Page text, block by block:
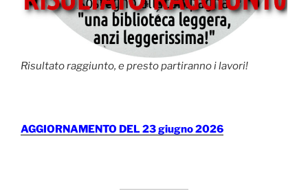
Risultato raggiunto, e presto partiranno i lavori!
AGGIORNAMENTO DEL 23 giugno 2026